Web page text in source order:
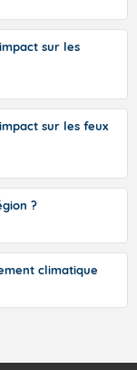
dans l'arrière-
sur les
sur les feux
?
climatique